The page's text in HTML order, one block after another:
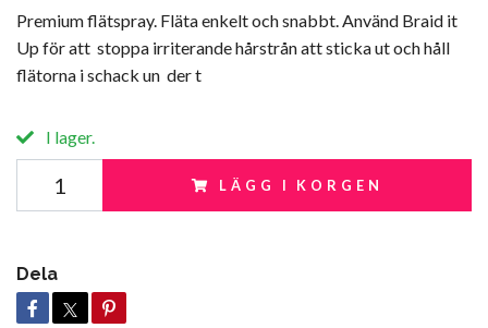
Premium flätspray. Fläta enkelt och snabbt. Använd Braid it
Up för att stoppa irriterande hårstrån att sticka ut och håll
flätorna i schack un der t
I lager.
LÄGG I KORGEN
Dela